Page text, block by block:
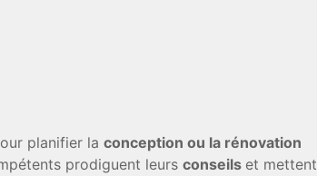
planifier laconception ou la rénovation
prodiguent leursconseils et mettent